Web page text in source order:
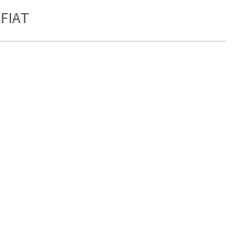
FIAT